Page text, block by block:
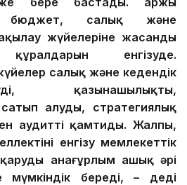
бюджет, салық және
жүйелеріне жасанды
енгізуде.
салық және кедендік
қазынашылықты,
алуды, стратегиялық
аудитті қамтиды. Жалпы,
ні енгізу мемлекеттік
анағұрлым ашық әрі
мүмкіндік береді, – деді